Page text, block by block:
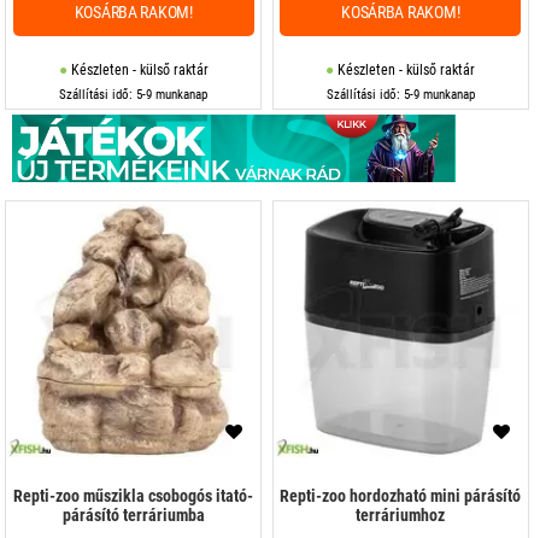
Készleten - külső raktár
Szállítási idő: 5-9 munkanap
KOSÁRBA RAKOM!
Készleten - külső raktár
Szállítási idő: 5-9 munkanap
KOSÁRBA RAKOM!
Repti-zoo műszikla csobogós itató-
párásító terráriumba
Repti-zoo hordozható mini párásító
terráriumhoz